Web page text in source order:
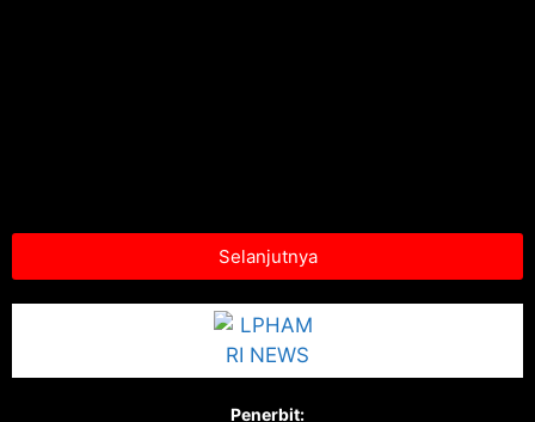
Selanjutnya
Penerbit: